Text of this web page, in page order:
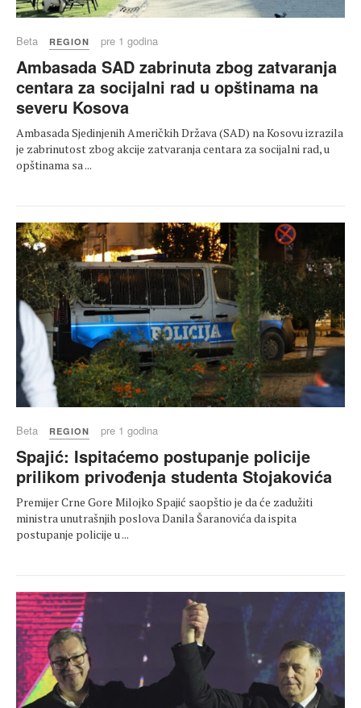
Beta REGION pre 1 godina
Ambasada SAD zabrinuta zbog zatvaranja
centara za socijalni rad u opštinama na
severu Kosova
Ambasada Sjedinjenih Američkih Država (SAD) na Kosovu izrazila
je zabrinutost zbog akcije zatvaranja centara za socijalni rad, u
opštinama sa ...
Beta REGION pre 1 godina
Spajić: Ispitaćemo postupanje policije
prilikom privođenja studenta Stojakovića
Premijer Crne Gore Milojko Spajić saopštio je da će zadužiti
ministra unutrašnjih poslova Danila Šaranovića da ispita
postupanje policije u ...